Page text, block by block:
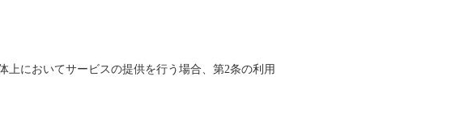
においてサービスの提供を行う場合、第2条の利用